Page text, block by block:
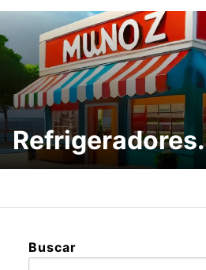
Refrigeradores.
Buscar